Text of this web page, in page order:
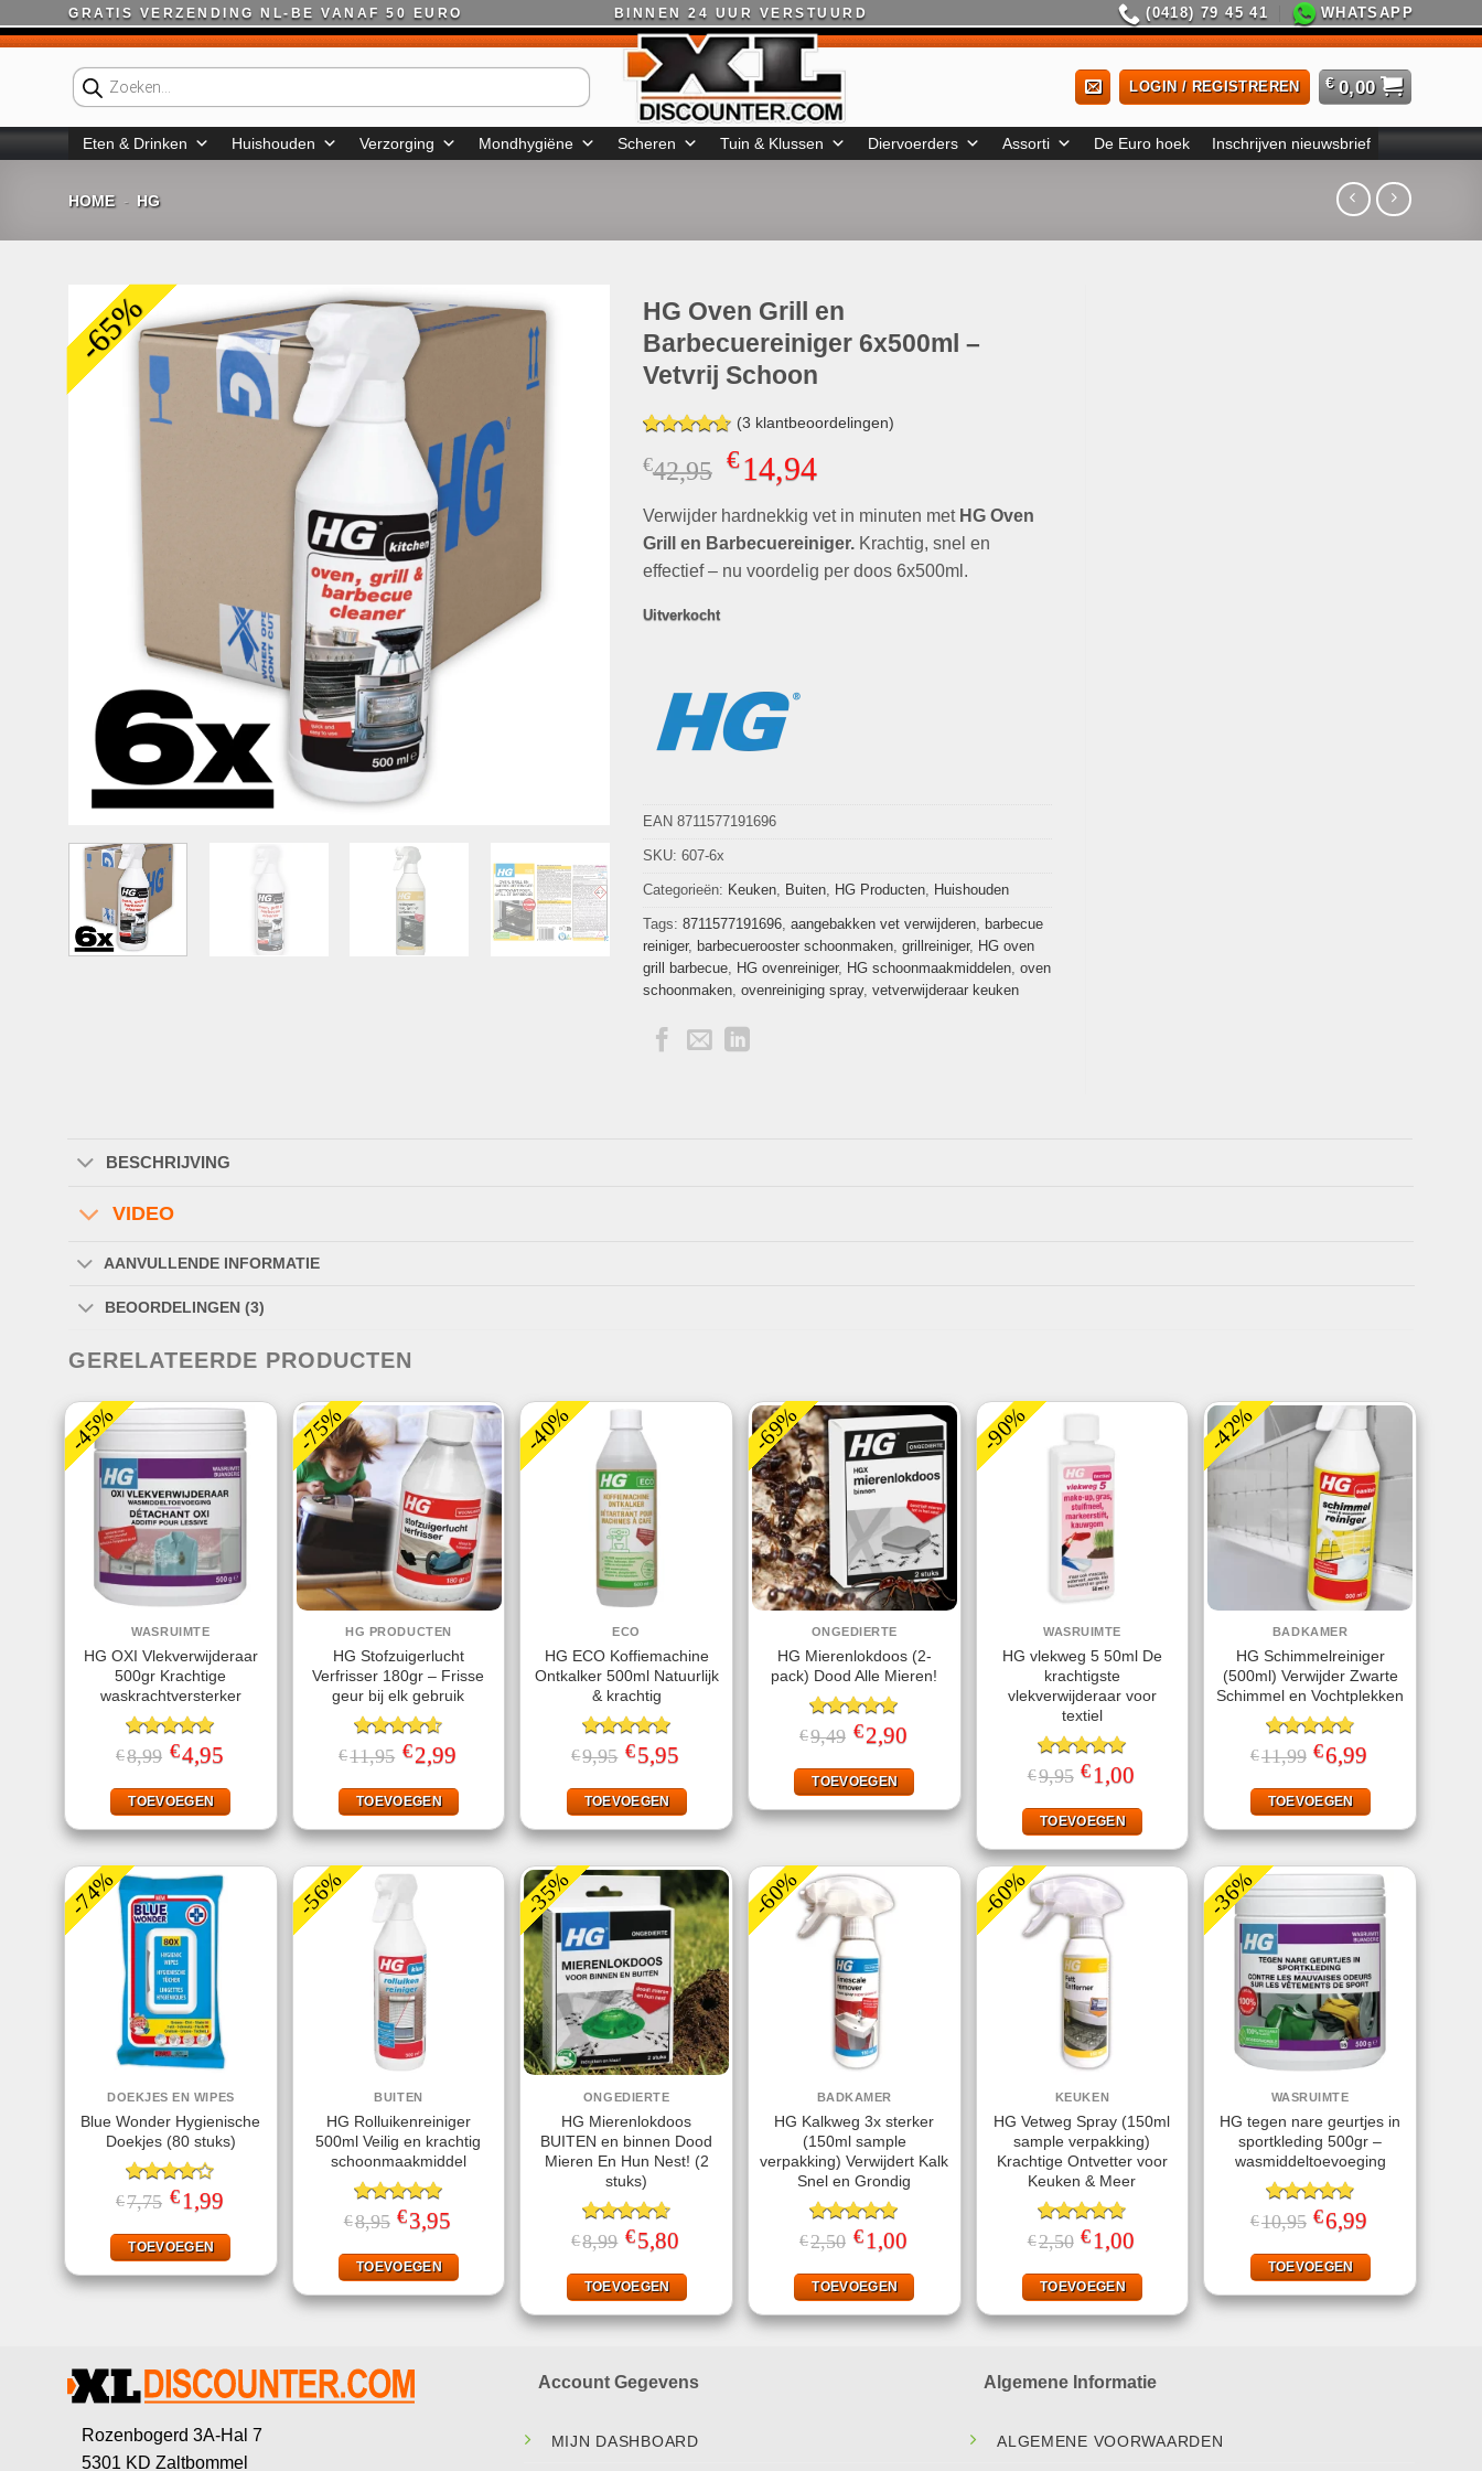
naar
GRATIS VERZENDING NL-BE VANAF 50 EURO BINNEN 24 UUR VERSTUURD (0418) 79 45 41 WHATSAPP
Producten
zoeken
LOGIN / REGISTREREN € 0,00
Eten & Drinken Huishouden Verzorging Mondhygiëne Scheren Tuin & Klussen Diervoerders Assorti De Euro hoek Inschrijven nieuwsbrief
HOME - HG
-65%
HG Oven Grill en
Barbecuereiniger 6x500ml –
Vetvrij Schoon
Gewaardeerd
4.67op 5
gebaseerd
waarderingen
(3 klantbeoordelingen)
€42,95 Oorspronkelijke
was:
€42,95.
€14,94Huidige
is:
€14,94.
Verwijder hardnekkig vet in minuten met HG Oven
Grill en Barbecuereiniger.Krachtig, snel en
effectief – nu voordelig per doos 6x500ml.
Uitverkocht
EAN 8711577191696
SKU: 607-6x
Categorieën: Keuken, Buiten, HG Producten, Huishouden
Tags: 8711577191696, aangebakken vet verwijderen, barbecue
reiniger, barbecuerooster schoonmaken, grillreiniger, HG oven
grill barbecue, HG ovenreiniger, HG schoonmaakmiddelen, oven
schoonmaken, ovenreiniging spray, vetverwijderaar keuken
BESCHRIJVING
VIDEO
AANVULLENDE INFORMATIE
BEOORDELINGEN (3)
GERELATEERDE PRODUCTEN
-45%
WASRUIMTE
HG OXI Vlekverwijderaar
500gr Krachtige
waskrachtversterker
Gewaardeerd
5.00uit 5
€8,99 Oorspronkelijke
prijs
€8,99.
€4,95prijs
€4,95.
TOEVOEGEN
-75%
HG PRODUCTEN
HG Stofzuigerlucht
Verfrisser 180gr – Frisse
geur bij elk gebruik
Gewaardeerd
4.57 uit 5
€11,95 Oorspronkelijke
prijs
€11,95.
€2,99Huidige
€2,99.
TOEVOEGEN
-40%
ECO
HG ECO Koffiemachine
Ontkalker 500ml Natuurlijk
& krachtig
Gewaardeerd
5.00uit 5
€9,95 Oorspronkelijke
prijs
€9,95.
€5,95prijs
€5,95.
TOEVOEGEN
-69%
ONGEDIERTE
HG Mierenlokdoos (2-
pack) Dood Alle Mieren!
Gewaardeerd
5.00uit 5
€9,49 Oorspronkelijke
prijs
€9,49.
€2,90Huidige
€2,90.
TOEVOEGEN
-90%
WASRUIMTE
HG vlekweg 5 50ml De
krachtigste
vlekverwijderaar voor
textiel
Gewaardeerd
5.00uit 5
€9,95 Oorspronkelijke
prijs
€9,95.
€ 1,00
€1,00.
TOEVOEGEN
-42%
BADKAMER
HG Schimmelreiniger
(500ml) Verwijder Zwarte
Schimmel en Vochtplekken
Gewaardeerd
4.80 uit 5
€11,99 Oorspronkelijke
prijs
€11,99.
€6,99
€6,99.
TOEVOEGEN
-74%
DOEKJES EN WIPES
Blue Wonder Hygienische
Doekjes (80 stuks)
Gewaardeerd
4.00uit
5
€7,75 Oorspronkelijke
prijs
€7,75.
€ 1,99Huidige
€1,99.
TOEVOEGEN
-56%
BUITEN
HG Rolluikenreiniger
500ml Veilig en krachtig
schoonmaakmiddel
Gewaardeerd
5.00uit 5
€8,95 Oorspronkelijke
prijs
€8,95.
€3,95
€3,95.
TOEVOEGEN
-35%
ONGEDIERTE
HG Mierenlokdoos
BUITEN en binnen Dood
Mieren En Hun Nest! (2
stuks)
Gewaardeerd
4.67uit 5
€8,99 Oorspronkelijke
prijs
€8,99.
€5,80Huidige
prijs
€5,80.
TOEVOEGEN
-60%
BADKAMER
HG Kalkweg 3x sterker
(150ml sample
verpakking) Verwijdert Kalk
Snel en Grondig
Gewaardeerd
5.00uit 5
€2,50 Oorspronkelijke
prijs
€2,50.
€ 1,00Huidige
prijs
€1,00.
TOEVOEGEN
-60%
KEUKEN
HG Vetweg Spray (150ml
sample verpakking)
Krachtige Ontvetter voor
Keuken & Meer
Gewaardeerd
4.71uit 5
€2,50 Oorspronkelijke
prijs
€2,50.
€ 1,00
€1,00.
TOEVOEGEN
-36%
WASRUIMTE
HG tegen nare geurtjes in
sportkleding 500gr –
wasmiddeltoevoeging
Gewaardeerd
4.89uit 5
€10,95 Oorspronkelijke
prijs
€10,95.
€6,99
€6,99.
TOEVOEGEN
Rozenbogerd 3A-Hal 7
5301 KD Zaltbommel
Account Gegevens
MIJN DASHBOARD
Algemene Informatie
ALGEMENE VOORWAARDEN